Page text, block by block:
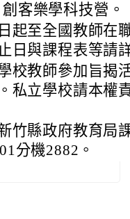
客樂學科技營。
起至全國教師在
日與課程表等請
校教師參加旨揭
私立學校請本權
竹縣政府教育局
分機2882。